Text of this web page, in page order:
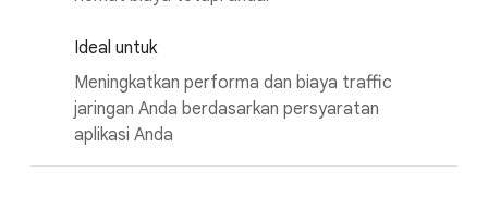
Ideal untuk
Meningkatkan performa dan biaya traffic
jaringan Anda berdasarkan persyaratan
aplikasi Anda